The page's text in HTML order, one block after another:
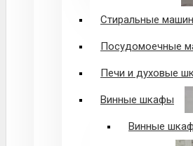
Стиральные
Посудомоечные
Печи и духовые
Винные шкафы
Винные